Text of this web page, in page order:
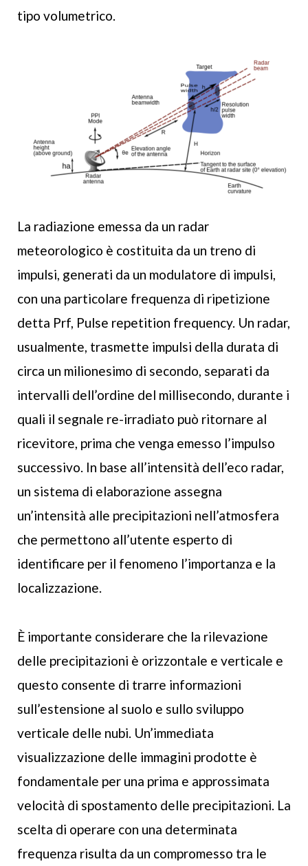
tipo volumetrico.
La radiazione emessa da un radar
meteorologico è costituita da un treno di
impulsi, generati da un modulatore di impulsi,
con una particolare frequenza di ripetizione
detta Prf, Pulse repetition frequency. Un radar,
usualmente, trasmette impulsi della durata di
circa un milionesimo di secondo, separati da
intervalli dell’ordine del millisecondo, durante i
quali il segnale re-irradiato può ritornare al
ricevitore, prima che venga emesso l’impulso
successivo. In base all’intensità dell’eco radar,
un sistema di elaborazione assegna
un’intensità alle precipitazioni nell’atmosfera
che permettono all’utente esperto di
identificare per il fenomeno l’importanza e la
localizzazione.
È importante considerare che la rilevazione
delle precipitazioni è orizzontale e verticale e
questo consente di trarre informazioni
sull’estensione al suolo e sullo sviluppo
verticale delle nubi. Un’immediata
visualizzazione delle immagini prodotte è
fondamentale per una prima e approssimata
velocità di spostamento delle precipitazioni. La
scelta di operare con una determinata
frequenza risulta da un compromesso tra le